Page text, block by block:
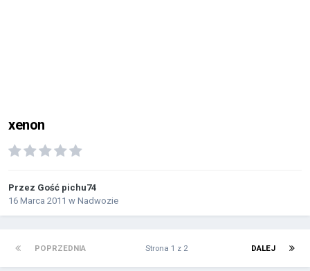
xenon
Przez Gość pichu74
16 Marca 2011 w Nadwozie
POPRZEDNIA DALEJ
Strona 1 z 2